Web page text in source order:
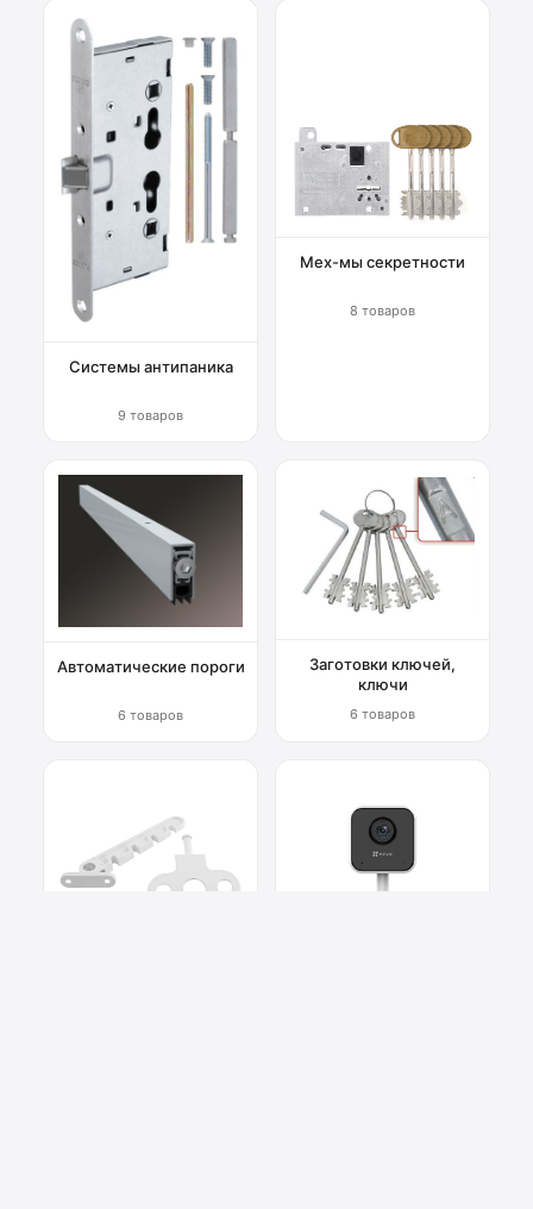
Системы антипаника
9 товаров
Мех-мы секретности
8 товаров
Автоматические пороги
6 товаров
Заготовки ключей,
ключи
6 товаров